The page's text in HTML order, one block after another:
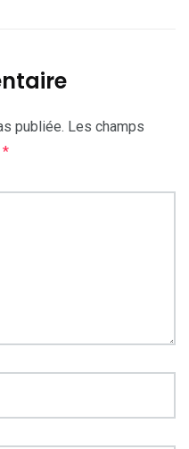
publiée. Les champs
*